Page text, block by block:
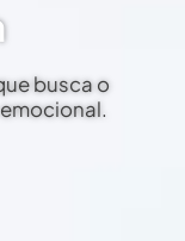
busca o